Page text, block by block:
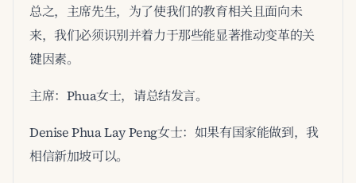
总之，主席先生，为了使我们的教育相关且面向未
来，我们必须识别并着力于那些能显著推动变革的关
键因素。
主席：Phua女士，请总结发言。
Denise Phua Lay Peng女士：如果有国家能做到，我
相信新加坡可以。